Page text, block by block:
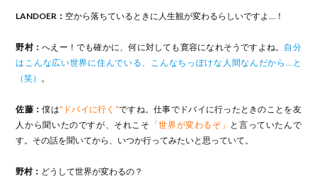
LANDOER： 空から落ちているときに人生観が変わるらしいですよ…！
野村：へえー！でも確かに、何に対しても寛容になれそうですよね。 自分
はこんな広い世界に住んでいる、こんなちっぽけな人間なんだから…と
（笑） 。
佐藤：僕は“ドバイに行く”ですね。仕事でドバイに行ったときのことを友
人から聞いたのですが、それこそ 「世界が変わるぞ」 と言っていたんで
す。その話を聞いてから、いつか行ってみたいと思っていて。
野村： どうして世界が変わるの？